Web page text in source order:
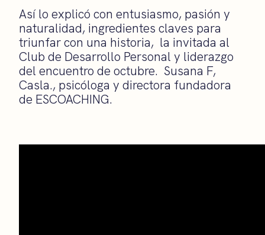
Así lo explicó con entusiasmo, pasión y
naturalidad, ingredientes claves para
triunfar con una historia, la invitada al
Club de Desarrollo Personal y liderazgo
del encuentro de octubre. Susana F,
Casla., psicóloga y directora fundadora
de ESCOACHING.